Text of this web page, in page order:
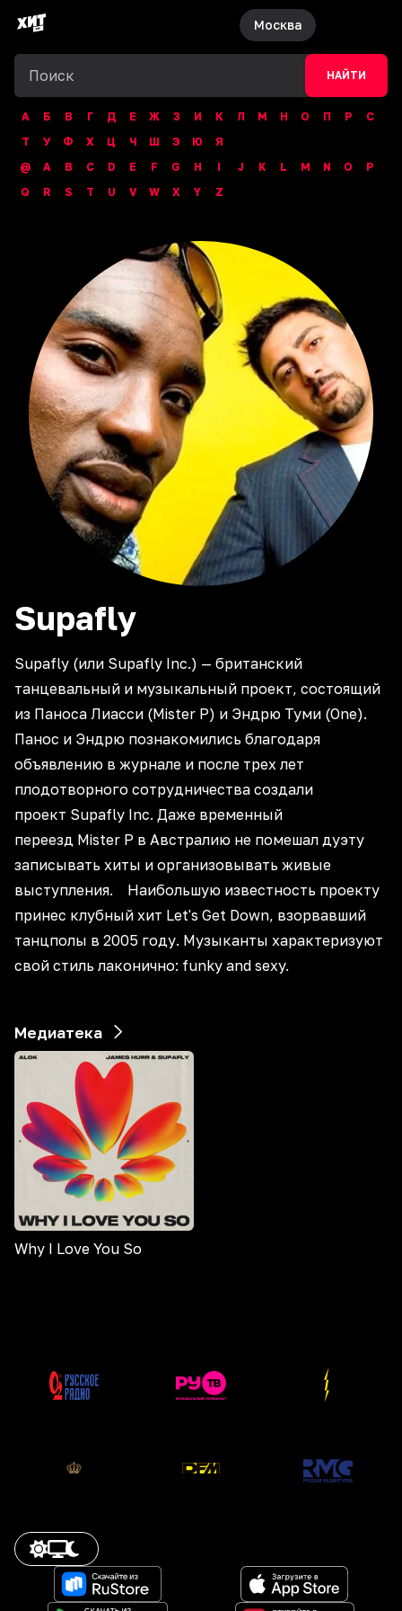
Москва
НАЙТИ
А Б В Г Д Е Ж З И К Л М Н О П Р
С
Т
У Ф Х Ц Ч Ш Э Ю
Я
@
A B C D E F G H I J K L M N O
P
Q
R S T U V W X Y Z
Supafly
Supafly (или Supafly Inc.) — британский
танцевальный и музыкальный проект, состоящий
из Паноса Лиасси (Mister P) и Эндрю Туми (One).
Панос и Эндрю познакомились благодаря
объявлению в журнале и после трех лет
плодотворного сотрудничества создали
проект Supafly Inc. Даже временный
переезд Mister P в Австралию не помешал дуэту
записывать хиты и организовывать живые
выступления. Наибольшую известность проекту
принес клубный хит Let's Get Down, взорвавший
танцполы в 2005 году. Музыканты характеризуют
свой стиль лаконично: funky and sexy.
Медиатека
Why I Love You So